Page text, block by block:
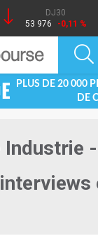
DJ30
53 976
-0,11 %
PLUS DE 20 000
DE
Industrie